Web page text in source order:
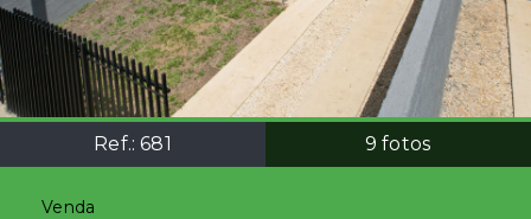
Ref.:681 9 fotos
Venda